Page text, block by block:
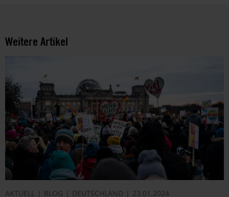
Weitere Artikel
AKTUELL BLOG DEUTSCHLAND 23.01.2024